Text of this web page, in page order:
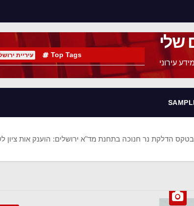
שלי
עירוני
Top Tags עיריית
בטקס הדלקת נר חנוכה בתחנת מד"א ירושלים: הוענק אות